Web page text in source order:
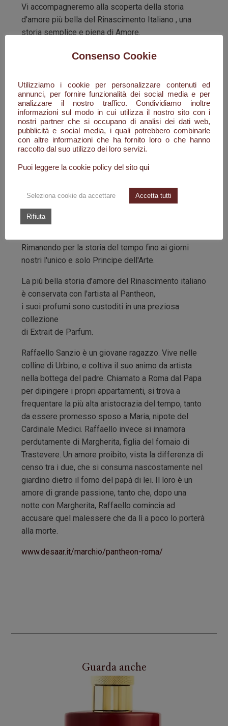
Vi accompagneremo alla scoperta della storia
d'amore più bella del Rinascimento Italiano , una
storia semplice e piena di Amore.
L' Arte di Raffaello era apprezzata ovunque.
elegante e talentuoso poco più che ventenne.
Persino il Papa decise di abbellire con i suoi dipinti
le stanze del proprio appartamento, e che per farlo
avrebbe ricoperto le opere dei grandi maestri.
Fu in quel periodo che il cuore dell'artista
visse un amore incontrollabile e travolgente,
non per la donna alla quale era promesso sposo,
e accade in un ultima notte di passione
con la sua amata Fornarina che egli tornando a casa
da li a pochi giorni si ammalò e morì.
Rimanendo per la storia del tempo fino ai giorni
nostri l'unico e solo Principe dell'Arte.
La più bella storia d’amore del Rinascimento italiano
è conservata con l'artista al Pantheon,
i suoi profumi sono custoditi in una preziosa
collezione
di Extrait de Parfum.
Raffaello Sanzio è un giovane ragazzo. Vive nelle
colline di Urbino, e coltiva il suo animo da artista
nella bottega del padre. Chiamato a Roma dal Papa
per dipingere i propri appartamenti, si trova a
frequentare la più alta aristocrazia del tempo, tanto
da essere promesso sposo a Maria, nipote del
Cardinale Medici. Raffaello invece si innamora
perdutamente di Margherita, figlia del fornaio di
Trastevere. Un amore proibito, vista la differenza di
censo tra i due, che si consuma nascostamente nel
giardino dietro il forno del papà di lei. Il loro è un
amore di grande passione, tanto che, dopo una
notte con Margherita, Raffaello comincia ad
accusare quel malessere che da lì a poco lo porterà
alla morte.
www.desaar.it/marchio/pantheon-roma/
Guarda anche
Consenso Cookie
Utilizziamo i cookie per personalizzare contenuti ed
annunci, per fornire funzionalità dei social media e per
analizzare il nostro traffico. Condividiamo inoltre
informazioni sul modo in cui utilizza il nostro sito con i
nostri partner che si occupano di analisi dei dati web,
pubblicità e social media, i quali potrebbero combinarle
con altre informazioni che ha fornito loro o che hanno
raccolto dal suo utilizzo dei loro servizi.
Puoi leggere la cookie policy del sito qui
Seleziona cookie da accettare Accetta tutti
Rifiuta